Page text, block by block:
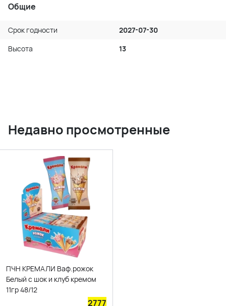
Общие
Срок годности
2027-07-30
Высота
13
Недавно просмотренные
ПЧН КРЕМАЛИ Ваф.рожок
Белый с шок и клуб кремом
11гр 48/12
2777